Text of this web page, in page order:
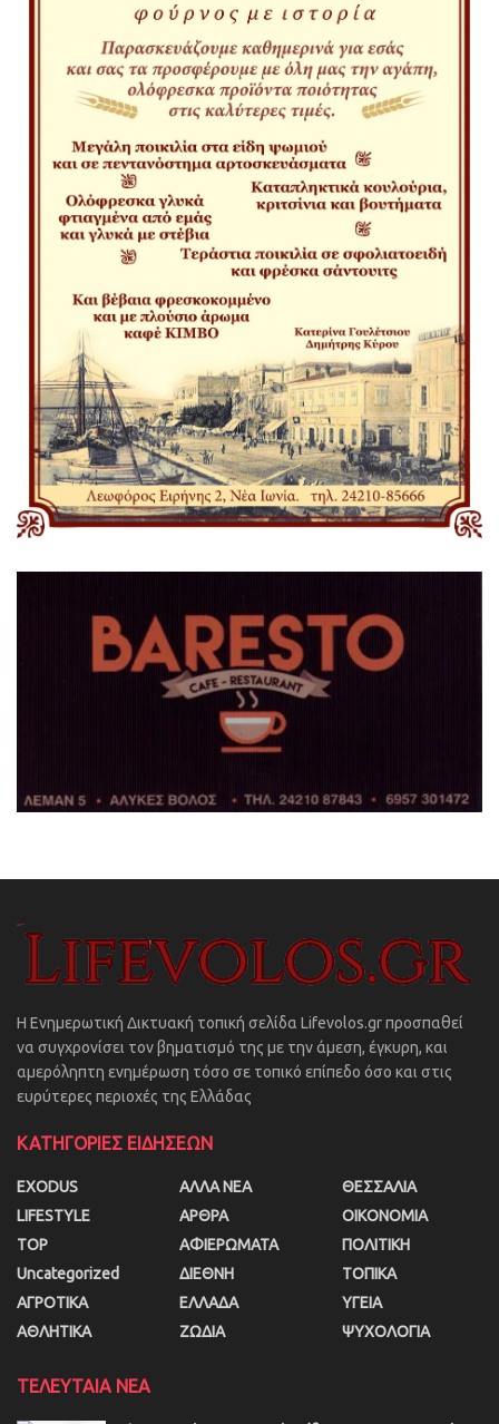
Η Ενημερωτική Δικτυακή τοπική σελίδα Lifevolos.gr προσπαθεί
να συγχρονίσει τον βηματισμό της με την άμεση, έγκυρη, και
αμερόληπτη ενημέρωση τόσο σε τοπικό επίπεδο όσο και στις
ευρύτερες περιοχές της Ελλάδας
ΚΑΤΗΓΟΡΙΕΣ ΕΙΔΗΣΕΩΝ
EXODUS
LIFESTYLE
TOP
Uncategorized
ΑΓΡΟΤΙΚΑ
ΑΘΛΗΤΙΚΑ
ΑΛΛΑ ΝΕΑ
ΑΡΘΡΑ
ΑΦΙΕΡΩΜΑΤΑ
ΔΙΕΘΝΗ
ΕΛΛΑΔΑ
ΖΩΔΙΑ
ΘΕΣΣΑΛΙΑ
ΟΙΚΟΝΟΜΙΑ
ΠΟΛΙΤΙΚΗ
ΤΟΠΙΚΑ
ΥΓΕΙΑ
ΨΥΧΟΛΟΓΙΑ
ΤΕΛΕΥΤΑΙΑ ΝΕΑ